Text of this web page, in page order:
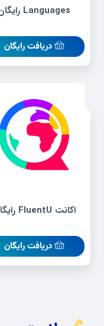
Languages رایگان
دریافت رایگان
اکانت FluentU رایگان
دریافت رایگان